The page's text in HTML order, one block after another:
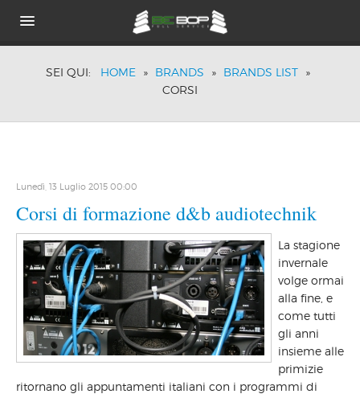
CHI SIAMO
BRANDS
DOVE SIAMO
NEWS
SEI QUI: HOME » BRANDS » BRANDS LIST »
CORSI
Lunedì, 13 Luglio 2015 00:00
Corsi di formazione d&b audiotechnik
La stagione
invernale
volge ormai
alla fine, e
come tutti
gli anni
insieme alle
primizie
ritornano gli appuntamenti italiani con i programmi di